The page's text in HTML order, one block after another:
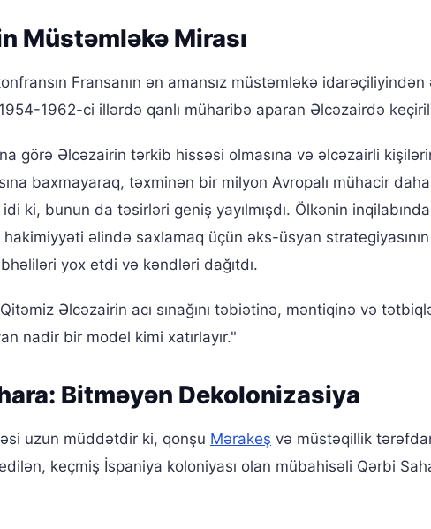
Müstəmləkə Mirası
Fransanın ən amansız müstəmləkə
1962-ci illərdə qanlı müharibə aparan Əlcəzairdə
görə Əlcəzairin tərkib hissəsi olmasına və əlcəzairli
baxmayaraq, təxminən bir milyon Avropalı mühacir
ki, bunun da təsirləri geniş yayılmışdı. Ölkənin
hakimiyyəti əlində saxlamaq üçün əks-üsyan
yox etdi və kəndləri dağıtdı.
Əlcəzairin acı sınağını təbiətinə, məntiqinə və
nadir bir model kimi xatırlayır."
Bitməyən Dekolonizasiya
uzun müddətdir ki, qonşu Mərakeş və müstəqillik
keçmiş İspaniya koloniyası olan mübahisəli Qərbi